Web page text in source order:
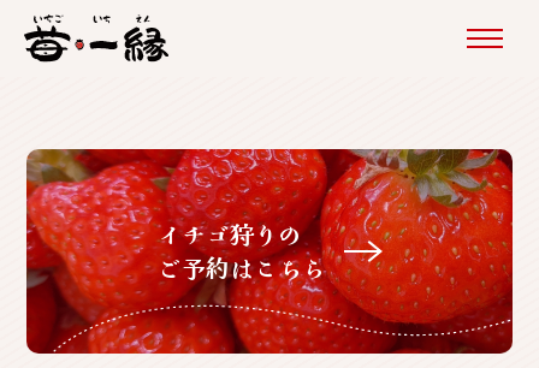
イチゴ狩りの
ご予約はこちら